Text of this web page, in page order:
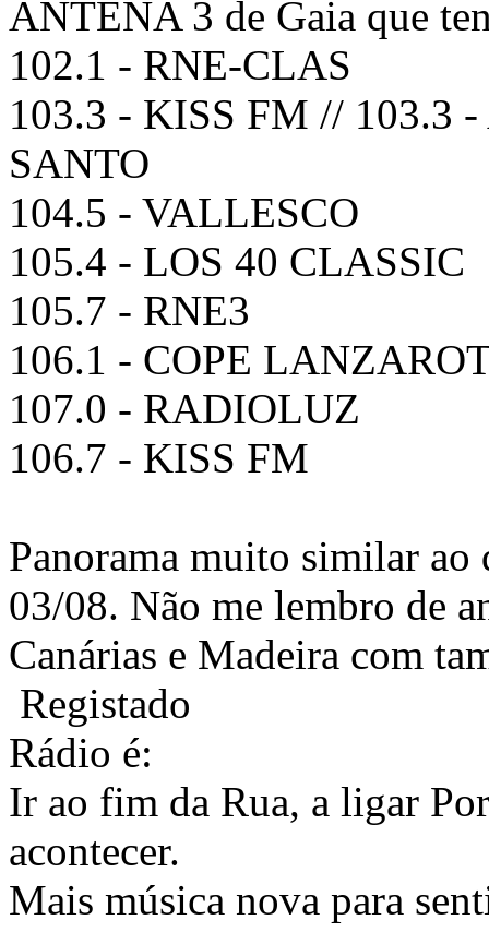
ANTENA 3 de Gaia que
102.1 - RNE-CLAS
103.3 - KISS FM // 103.3
SANTO
104.5 - VALLESCO
105.4 - LOS 40 CLASSIC
105.7 - RNE3
106.1 - COPE
107.0 - RADIOLUZ
106.7 - KISS FM
Panorama muito similar
03/08. Não me lembro de
Canárias e Madeira com
Registado
Rádio é:
Ir ao fim da Rua, a ligar
acontecer.
Mais música nova para